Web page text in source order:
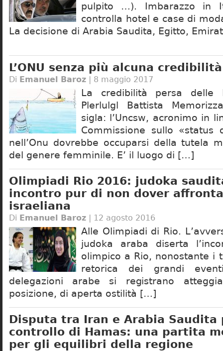
pulpito …). Imbarazzo in
controlla hotel e case di
La decisione di Arabia Saudita, Egitto,
L’ONU senza più alcuna credibilità
Di Emanuel Baroz | 8 maggio 2017
La credibilità persa delle
Plerlulgl Battista
sigla: l’Uncsw, acronimo in
Commissione sullo «status
nell’Onu dovrebbe occuparsi della tutela
del genere femminile. E’ il luogo di […]
Olimpiadi Rio 2016: judoka
incontro pur di non dover
israeliana
Di Emanuel Baroz | 12 agosto 2016
Alle Olimpiadi di Rio.
judoka araba diserta
olimpico a Rio, nonostante i
retorica dei grandi
delegazioni arabe si registrano
posizione, di aperta ostilità […]
Disputa tra Iran e Arabia Saudita
controllo di Hamas: una partita
per gli equilibri della regione